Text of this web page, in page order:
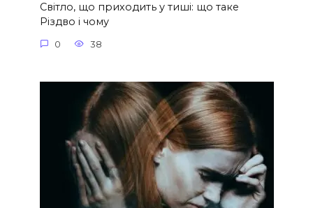
Світло, що приходить у тиші: що таке
Різдво і чому
0 38